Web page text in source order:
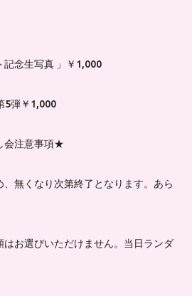
念生写真 」￥1,000
5弾￥1,000
会注意事項★
無くなり次第終了となります。あら
お選びいただけません。当日ランダ